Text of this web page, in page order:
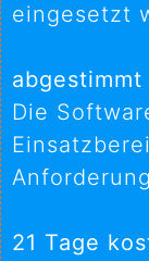
eingesetzt
Die
21 Tage